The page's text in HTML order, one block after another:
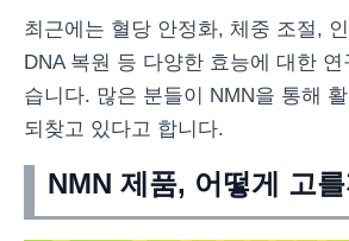
최근에는 혈당 안정화, 체중 조절,
DNA 복원 등 다양한 효능에 대한
습니다. 많은 분들이 NMN을 통해
되찾고 있다고 합니다.
NMN 제품, 어떻게 고